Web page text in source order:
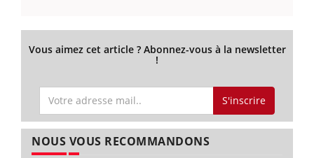
Vous aimez cet article ? Abonnez-vous à la newsletter
!
S'inscrire
NOUS VOUS RECOMMANDONS